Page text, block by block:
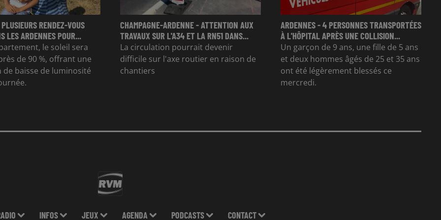
RENDEZ-VOUS
LES ARDENNES POUR...
le soleil sera
de 90 %, offrant une
baisse de luminosité
CHAMPAGNE-ARDENNE - ATTENTION AUX
TRAVAUX SUR L'A34 ET LA RN51 DANS...
La circulation pourrait devenir
difficile sur l'axe routier en raison de
chantiers
ARDENNES - 4 PERSONNES TRANSPORTÉES
À L'HÔPITAL APRÈS UNE COLLISION...
Un garçon de 9 ans, une fille de 5 ans
et deux hommes âgés de 25 et 35 ans
ont été légèrement blessés ce
mercredi.
INFOS JEUX AGENDA PODCASTS CONTACT